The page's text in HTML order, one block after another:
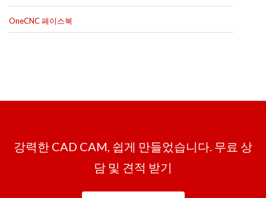
OneCNC 페이스북
강력한 CAD CAM, 쉽게 만들었습니다. 무료 상
담 및 견적 받기